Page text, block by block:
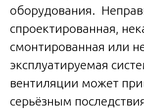
оборудования.
спроектированная,
смонтированная или
эксплуатируемая
вентиляции может
серьёзным